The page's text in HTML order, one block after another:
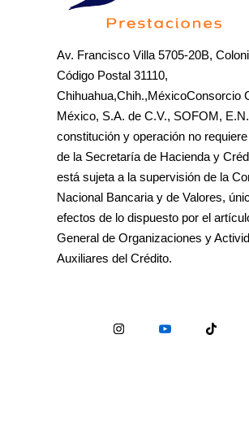
Av. Francisco Villa 5705-20B,
Código Postal 31110,
Chihuahua,Chih.,MéxicoConsorcio
México, S.A. de C.V., SOFOM,
constitución y operación no
de la Secretaría de Hacienda y
está sujeta a la supervisión de la
Nacional Bancaria y de Valores,
efectos de lo dispuesto por el
General de Organizaciones y
Auxiliares del Crédito.